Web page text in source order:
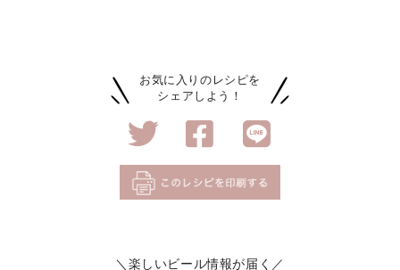
お気に入りのレシピを
シェアしよう！
＼楽しいビール情報が届く／